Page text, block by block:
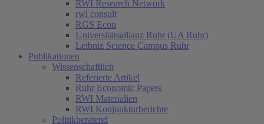
RWI Research Network
rwi consult
RGS Econ
Universitätsallianz Ruhr (UA Ruhr)
Leibniz Science Campus Ruhr
Publikationen
Wissenschaftlich
Referierte Artikel
Ruhr Economic Papers
RWI Materialien
RWI Konjunkturberichte
Politikberatend